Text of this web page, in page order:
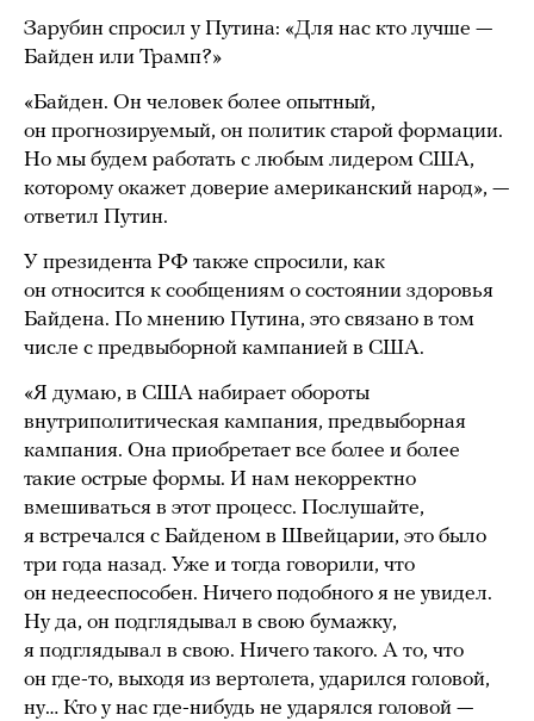
Зарубин спросил у Путина: «Для нас кто лучше —
Байден или Трамп?»
«Байден. Он человек более опытный,
он прогнозируемый, он политик старой формации.
Но мы будем работать с любым лидером США,
которому окажет доверие американский народ», —
ответил Путин.
У президента РФ также спросили, как
он относится к сообщениям о состоянии здоровья
Байдена. По мнению Путина, это связано в том
числе с предвыборной кампанией в США.
«Я думаю, в США набирает обороты
внутриполитическая кампания, предвыборная
кампания. Она приобретает все более и более
такие острые формы. И нам некорректно
вмешиваться в этот процесс. Послушайте,
я встречался с Байденом в Швейцарии, это было
три года назад. Уже и тогда говорили, что
он недееспособен. Ничего подобного я не увидел.
Ну да, он подглядывал в свою бумажку,
я подглядывал в свою. Ничего такого. А то, что
он где-то, выходя из вертолета, ударился головой,
ну… Кто у нас где-нибудь не ударялся головой —